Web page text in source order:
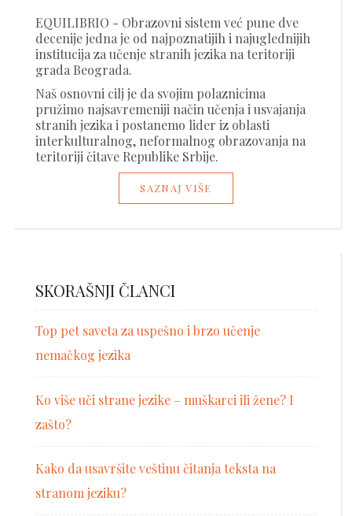
EQUILIBRIO - Obrazovni sistem već pune dve
decenije jedna je od najpoznatijih i najuglednijih
institucija za učenje stranih jezika na teritoriji
grada Beograda.
Naš osnovni cilj je da svojim polaznicima
pružimo najsavremeniji način učenja i usvajanja
stranih jezika i postanemo lider iz oblasti
interkulturalnog, neformalnog obrazovanja na
teritoriji čitave Republike Srbije.
SAZNAJ VIŠE
SKORAŠNJI ČLANCI
Top pet saveta za uspešno i brzo učenje
nemačkog jezika
Ko više uči strane jezike – muškarci ili žene? I
zašto?
Kako da usavršite veštinu čitanja teksta na
stranom jeziku?